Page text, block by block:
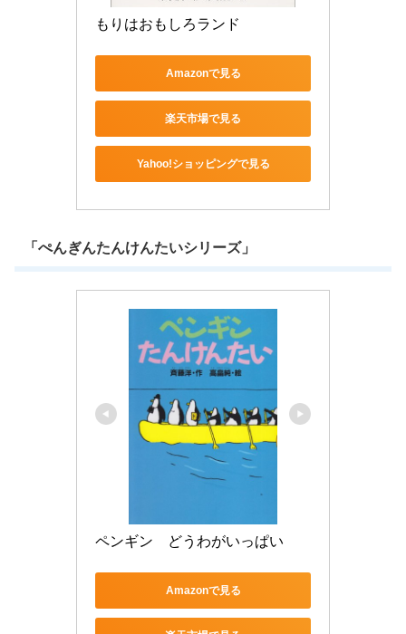
もりはおもしろランド
Amazonで見る
楽天市場で見る
Yahoo!ショッピングで見る
「ぺんぎんたんけんたいシリーズ」
ペンギン　どうわがいっぱい
Amazonで見る